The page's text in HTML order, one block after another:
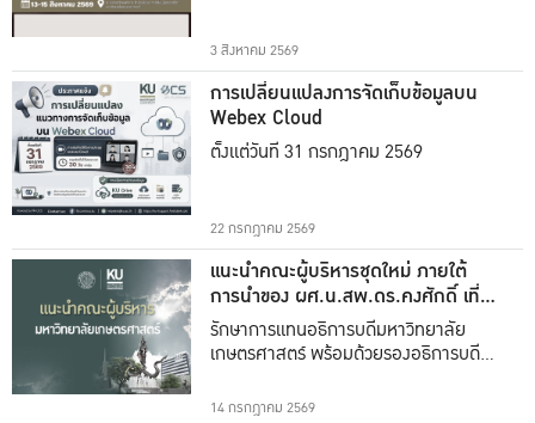
3 สิงหาคม 2569
การเปลี่ยนแปลงการจัดเก็บข้อมูลบน
Webex Cloud
ตั้งแต่วันที่ 31 กรกฎาคม 2569
22 กรกฎาคม 2569
แนะนำคณะผู้บริหารชุดใหม่ ภายใต้
การนำของ ผศ.น.สพ.ดร.คงศักดิ์ เที่ยง
ธรรม
รักษาการแทนอธิการบดีมหาวิทยาลัย
เกษตรศาสตร์ พร้อมด้วยรองอธิการบดีทั้ง
14 กรกฎาคม 2569